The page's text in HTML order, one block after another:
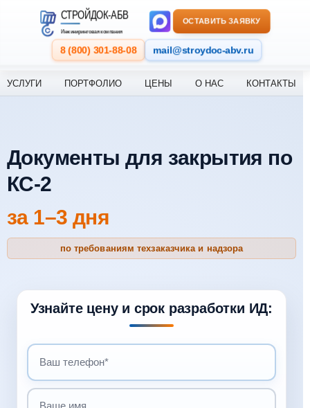
СТРОЙДОК-АБВ
Инжиниринговая компания
8 (800) 301-88-08 mail@stroydoc-abv.ru
ОСТАВИТЬ ЗАЯВКУ
УСЛУГИ ПОРТФОЛИО ЦЕНЫ О НАС КОНТАКТЫ
Документы для закрытия по
КС-2
за 1–3 дня
по требованиям техзаказчика и надзора
Узнайте цену и срок разработки ИД: